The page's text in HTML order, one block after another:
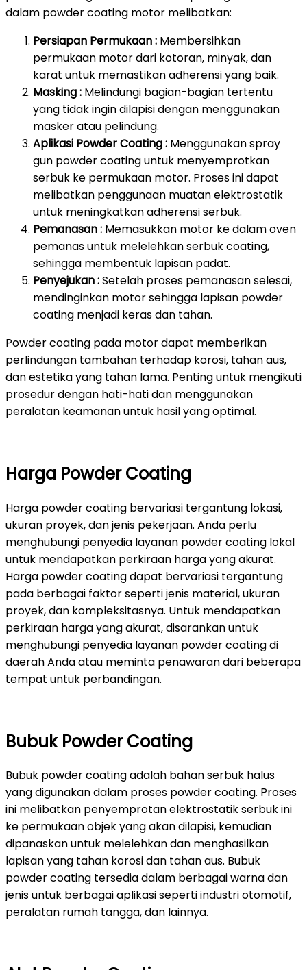
dalam powder coating motor melibatkan:
Persiapan Permukaan : Membersihkan
permukaan motor dari kotoran, minyak, dan
karat untuk memastikan adherensi yang baik.
Masking : Melindungi bagian-bagian tertentu
yang tidak ingin dilapisi dengan menggunakan
masker atau pelindung.
Aplikasi Powder Coating : Menggunakan spray
gun powder coating untuk menyemprotkan
serbuk ke permukaan motor. Proses ini dapat
melibatkan penggunaan muatan elektrostatik
untuk meningkatkan adherensi serbuk.
Pemanasan : Memasukkan motor ke dalam oven
pemanas untuk melelehkan serbuk coating,
sehingga membentuk lapisan padat.
Penyejukan :Setelah proses pemanasan selesai,
mendinginkan motor sehingga lapisan powder
coating menjadi keras dan tahan.
Powder coating pada motor dapat memberikan
perlindungan tambahan terhadap korosi, tahan aus,
dan estetika yang tahan lama. Penting untuk mengikuti
prosedur dengan hati-hati dan menggunakan
peralatan keamanan untuk hasil yang optimal.
Harga Powder Coating
Harga powder coating bervariasi tergantung lokasi,
ukuran proyek, dan jenis pekerjaan. Anda perlu
menghubungi penyedia layanan powder coating lokal
untuk mendapatkan perkiraan harga yang akurat.
Harga powder coating dapat bervariasi tergantung
pada berbagai faktor seperti jenis material, ukuran
proyek, dan kompleksitasnya. Untuk mendapatkan
perkiraan harga yang akurat, disarankan untuk
menghubungi penyedia layanan powder coating di
daerah Anda atau meminta penawaran dari beberapa
tempat untuk perbandingan.
Bubuk Powder Coating
Bubuk powder coating adalah bahan serbuk halus
yang digunakan dalam proses powder coating. Proses
ini melibatkan penyemprotan elektrostatik serbuk ini
ke permukaan objek yang akan dilapisi, kemudian
dipanaskan untuk melelehkan dan menghasilkan
lapisan yang tahan korosi dan tahan aus. Bubuk
powder coating tersedia dalam berbagai warna dan
jenis untuk berbagai aplikasi seperti industri otomotif,
peralatan rumah tangga, dan lainnya.